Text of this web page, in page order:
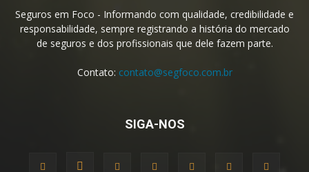
Seguros em Foco - Informando com qualidade, credibilidade e
responsabilidade, sempre registrando a história do mercado
de seguros e dos profissionais que dele fazem parte.
Contato: contato@segfoco.com.br
SIGA-NOS